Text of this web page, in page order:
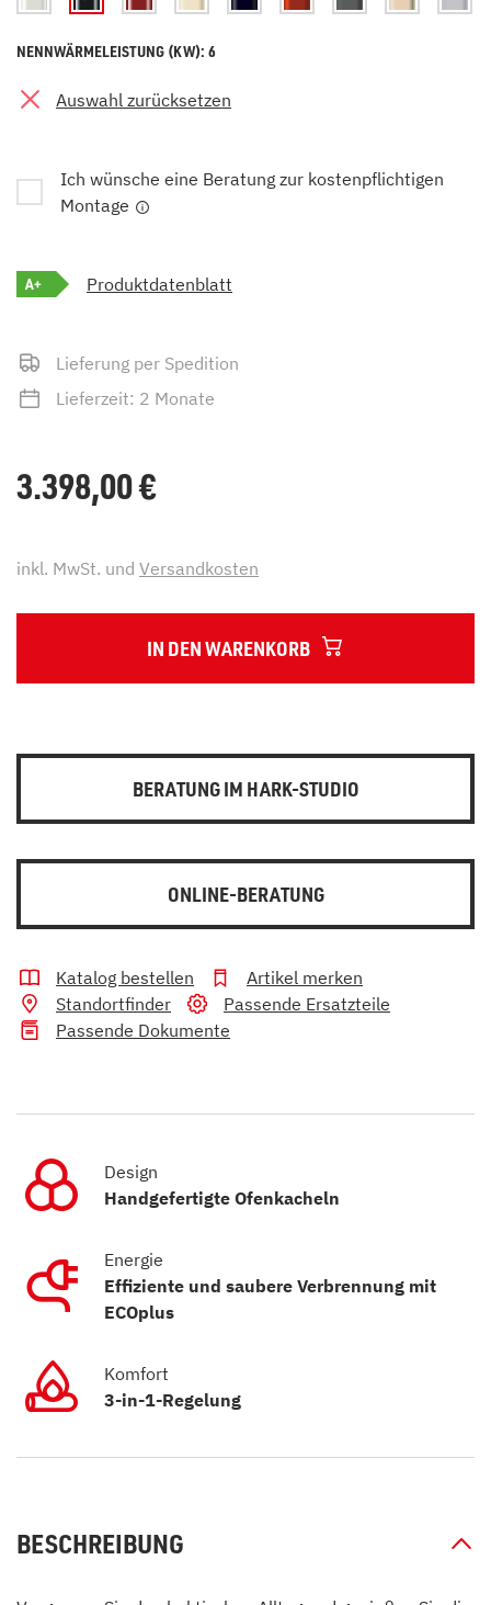
NENNWÄRMELEISTUNG (KW): 6
Auswahl zurücksetzen
Ich wünsche eine Beratung zur kostenpflichtigen
Montage
A+ Produktdatenblatt
Lieferung per Spedition
Lieferzeit: 2 Monate
3.398,00€
inkl. MwSt. und Versandkosten
IN DEN WARENKORB
BERATUNG IM HARK-STUDIO
ONLINE-BERATUNG
Katalog bestellen
Artikel merken
Standortfinder
Passende Ersatzteile
Passende Dokumente
Design
Handgefertigte Ofenkacheln
Energie
Effiziente und saubere Verbrennung mit
ECOplus
Komfort
3-in-1-Regelung
BESCHREIBUNG